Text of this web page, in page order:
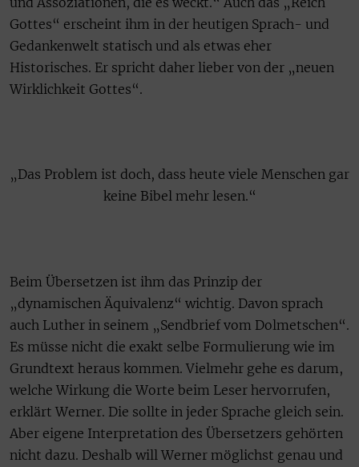
Gottes“ erscheint ihm in der heutigen Sprach- und
Gedankenwelt statisch und als etwas eher
Historisches. Er spricht daher lieber von der „neuen
Wirklichkeit Gottes“.
„Das Problem ist doch, dass heute viele Menschen gar
keine Bibel mehr lesen.“
Beim Übersetzen ist ihm das Prinzip der
„dynamischen Äquivalenz“ wichtig. Davon sprach
auch Luther in seinem „Sendbrief vom Dolmetschen“.
Es müsse nicht die exakt selbe Formulierung wie im
Grundtext heraus kommen. Vielmehr gehe es darum,
welche Wirkung die Worte beim Leser hervorrufen,
erklärt Werner. Die sollte in jeder Sprache gleich sein.
Aber eigene Interpretation des Übersetzers gehörten
nicht dazu. Deshalb will Werner möglichst genau und